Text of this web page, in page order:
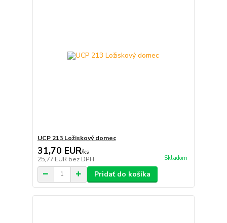
UCP 213 Ložiskový domec
31,70 EUR/ks
25,77 EUR bez DPH Skladom
Pridať do košíka